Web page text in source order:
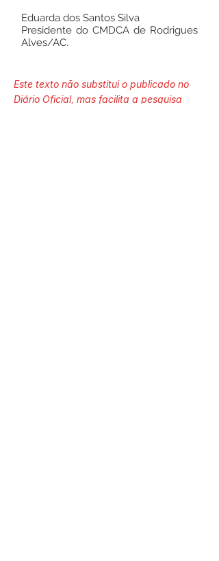
Eduarda dos Santos Silva
Presidente do CMDCA de Rodrigues
Alves/AC.
Este texto não substitui o publicado no
Diário Oficial, mas facilita a pesquisa